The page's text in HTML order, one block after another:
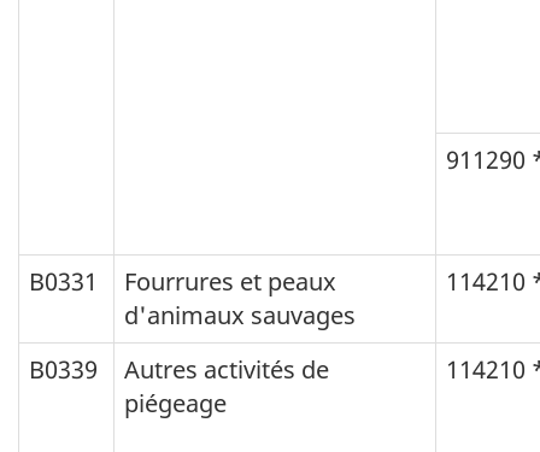
911290
B0331
Fourrures et peaux
d'animaux sauvages
114210
B0339
Autres activités de
piégeage
114210